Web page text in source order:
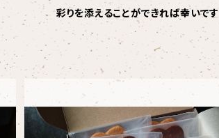
彩りを添えることができれば幸いです